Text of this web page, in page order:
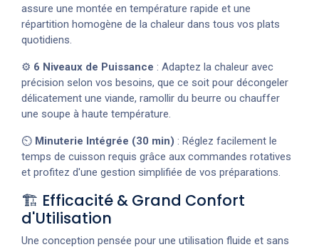
assure une montée en température rapide et une
répartition homogène de la chaleur dans tous vos plats
quotidiens.
⚙️ 6 Niveaux de Puissance : Adaptez la chaleur avec
précision selon vos besoins, que ce soit pour décongeler
délicatement une viande, ramollir du beurre ou chauffer
une soupe à haute température.
⏲️ Minuterie Intégrée (30 min) : Réglez facilement le
temps de cuisson requis grâce aux commandes rotatives
et profitez d'une gestion simplifiée de vos préparations.
🏗️ Efficacité & Grand Confort
d'Utilisation
Une conception pensée pour une utilisation fluide et sans